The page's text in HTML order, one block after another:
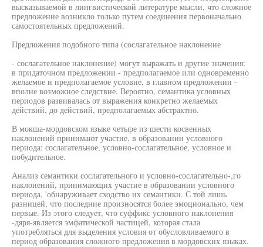
высказываемой в лингвистической литературе мысли, что сложное
предложение возникло только путем соединения первоначально
самостоятельных предложений.
Предложения подобного типа (сослагательное наклонение
- сослагательное наклонение) могут выражать и другие значения:
в придаточном предложении - предполагаемое или одновременно
желаемое и предполагаемое условие, в главном предложении -
вполне возможное следствие. Вероятно, семантика условных
периодов развивалась от выражения конкретно желаемых
действий, до действий, предполагаемых абстрактно.
В мокша-мордовском языке четыре из шести косвенных
наклонений принимают участие, в образовании условного
периода: сослагательное, условно-сослагательное, условное и
побудительное.
Анализ семантики сослагательного и условно-сослагательно-,го
наклонений, принимающих участие в образовании условного
периода, 'обнаруживает сходство их семантики. С той лишь
разницей, что последние произносятся более эмоционально, чем
первые. Из этого следует, что суффикс условного наклонения
-дяря-является эмфатической частицей, которая стала
употребляться для выделения условия от обусловливаемого в
период образования сложного предложения в мордовских языках.